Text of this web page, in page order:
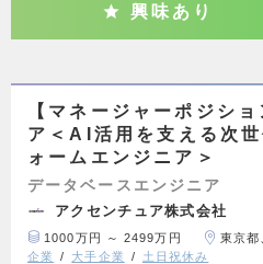
興味あり
【マネージャーポジシ
ア＜AI活用を支える次
ォームエンジニア＞
データベースエンジニア
アクセンチュア株式会社
1000万円 ～ 2499万円 東京都
企業
大手企業 土日祝休み